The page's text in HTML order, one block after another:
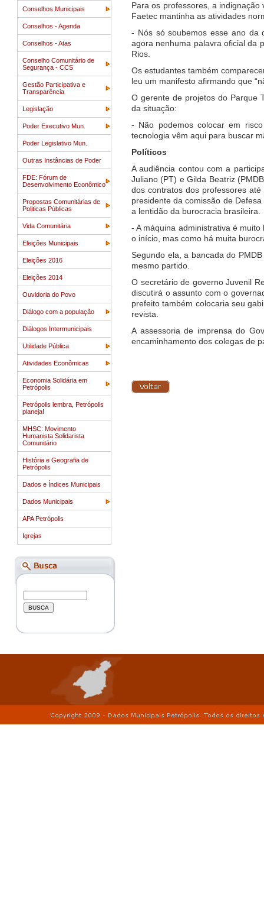
Conselhos Municipais
Conselhos - Agenda
Conselhos - Atas
Conselho Comunitário de
Segurança - CCS
Gestão Participativa e
Transparência
Legislação
Poder Executivo Mun.
Poder Legislativo Mun.
Outras Instâncias de Poder
FDE: Fórum de
Desenvolvimento Econômico
Propostas Comunitárias de
Politicas Públicas
Vida Comunitária
Eleições Municipais
Eleições 2016
Eleições 2014
Ouvidoria do Povo
Diálogo com a população
Diálogos Intermunicipais
Utilidade Pública
Atividades Econômicas
Economia Solidária em
Petrópolis
Petrópolis lembra, Petrópolis
planeja!
MHSC: Movimento
Humanista Solidarista
Comunitário
História e Geografia de
Petrópolis
Dados e Índices Municipais
Dados Municipais
APA Petrópolis
Igrejas
Para os professores, a
Faetec mantinha as atividades
- Nós só soubemos esse ano da
agora nenhuma palavra oficial da
Rios.
Os estudantes também
leu um manifesto afirmando que
O gerente de projetos do Parque
da situação:
- Não podemos colocar em
tecnologia vêm aqui para buscar
Políticos
A audiência contou com a
Juliano (PT) e Gilda Beatriz
dos contratos dos professores
presidente da comissão de
a lentidão da burocracia brasileira.
- A máquina administrativa é
o início, mas como há muita
Segundo ela, a bancada do
mesmo partido.
O secretário de governo Juvenil
discutirá o assunto com o
prefeito também colocaria seu
revista.
A assessoria de imprensa do
encaminhamento dos colegas de